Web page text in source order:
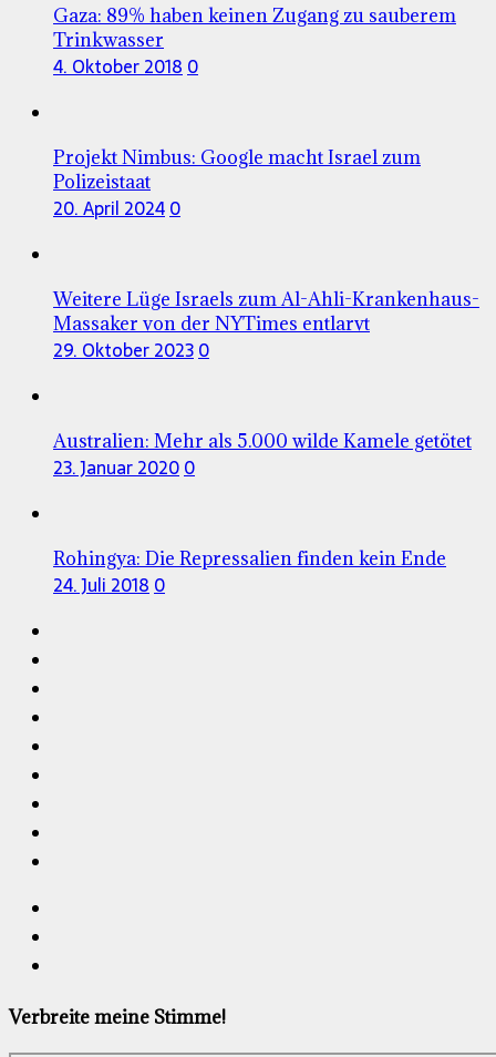
Gaza: 89% haben keinen Zugang zu sauberem
Trinkwasser
4. Oktober 20180
Projekt Nimbus: Google macht Israel zum
Polizeistaat
20. April 20240
Weitere Lüge Israels zum Al-Ahli-Krankenhaus-
Massaker von der NYTimes entlarvt
29. Oktober 20230
Australien: Mehr als 5.000 wilde Kamele getötet
23. Januar 20200
Rohingya: Die Repressalien finden kein Ende
24. Juli 20180
Verbreite meine Stimme!